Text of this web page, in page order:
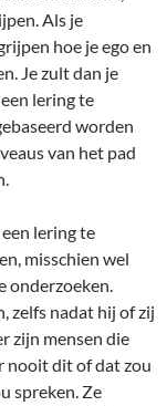
Als je
hoe je ego en
Je zult dan je
lering te
worden
van het pad
lering te
misschien wel
onderzoeken.
zelfs nadat hij of zij
zijn mensen die
nooit dit of dat zou
spreken. Ze